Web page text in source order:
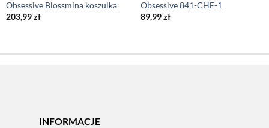
Obsessive Blossmina koszulka
203,99zł
Obsessive 841-CHE-1
89,99zł
INFORMACJE